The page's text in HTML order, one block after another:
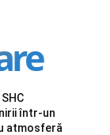
într-un
atmosferă